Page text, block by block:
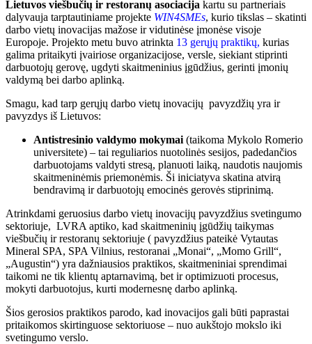
Lietuvos viešbučių ir restoranų asociacija kartu su partneriais
dalyvauja tarptautiniame projekte WIN4SMEs, kurio tikslas – skatinti
darbo vietų inovacijas mažose ir vidutinėse įmonėse visoje
Europoje. Projekto metu buvo atrinkta 13 gerųjų praktikų, kurias
galima pritaikyti įvairiose organizacijose, versle, siekiant stiprinti
darbuotojų gerovę, ugdyti skaitmeninius įgūdžius, gerinti įmonių
valdymą bei darbo aplinką.
Smagu, kad tarp gerųjų darbo vietų inovacijų pavyzdžių yra ir
pavyzdys iš Lietuvos:
Antistresinio valdymo mokymai (taikoma Mykolo Romerio
universitete) – tai reguliarios nuotolinės sesijos, padedančios
darbuotojams valdyti stresą, planuoti laiką, naudotis naujomis
skaitmeninėmis priemonėmis. Ši iniciatyva skatina atvirą
bendravimą ir darbuotojų emocinės gerovės stiprinimą.
Atrinkdami geruosius darbo vietų inovacijų pavyzdžius svetingumo
sektoriuje, LVRA aptiko, kad skaitmeninių įgūdžių taikymas
viešbučių ir restoranų sektoriuje ( pavyzdžius pateikė Vytautas
Mineral SPA, SPA Vilnius, restoranai „Monai“, „Momo Grill“,
„Augustin“) yra dažniausios praktikos, skaitmeniniai sprendimai
taikomi ne tik klientų aptarnavimą, bet ir optimizuoti procesus,
mokyti darbuotojus, kurti modernesnę darbo aplinką.
Šios gerosios praktikos parodo, kad inovacijos gali būti paprastai
pritaikomos skirtinguose sektoriuose – nuo aukštojo mokslo iki
svetingumo verslo.